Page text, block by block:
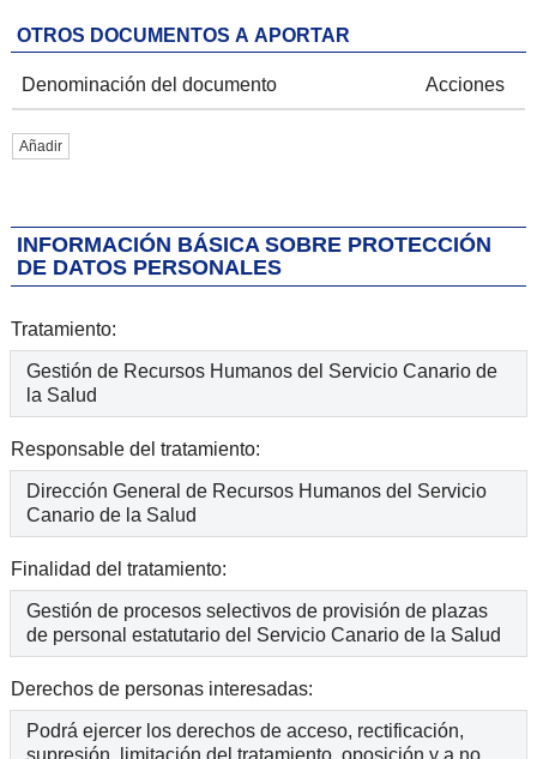
OTROS DOCUMENTOS A APORTAR
Denominación del documento Acciones
Añadir
INFORMACIÓN BÁSICA SOBRE PROTECCIÓN
DE DATOS PERSONALES
Tratamiento:
Gestión de Recursos Humanos del Servicio Canario de
la Salud
Responsable del tratamiento:
Dirección General de Recursos Humanos del Servicio
Canario de la Salud
Finalidad del tratamiento:
Gestión de procesos selectivos de provisión de plazas
de personal estatutario del Servicio Canario de la Salud
Derechos de personas interesadas:
Podrá ejercer los derechos de acceso, rectificación,
supresión, limitación del tratamiento, oposición y a no